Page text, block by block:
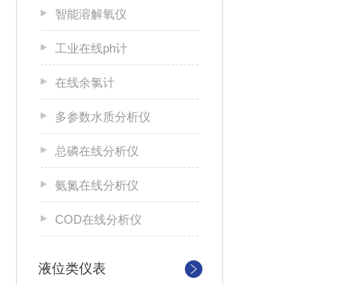
智能溶解氧仪
工业在线ph计
在线余氯计
多参数水质分析仪
总磷在线分析仪
氨氮在线分析仪
COD在线分析仪
液位类仪表